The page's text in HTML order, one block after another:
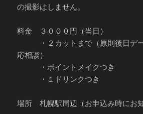
の撮影はしません。
料金 ３０００円（当日）
・２カットまで（原則後日デー
応相談）
・ポイントメイクつき
・１ドリンクつき
場所 札幌駅周辺（お申込み時にお